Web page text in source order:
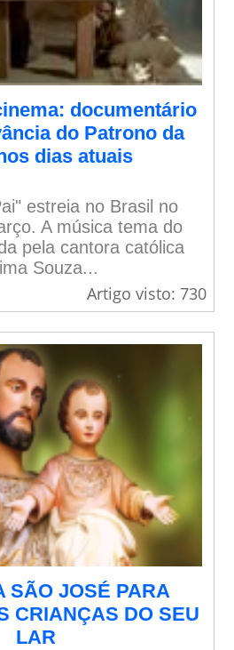
documentário
do Patrono da
dias atuais
estreia no Brasil no
A música tema do
pela cantora católica
Souza...
Artigo visto: 730
SÃO JOSÉ PARA
CRIANÇAS DO SEU
LAR